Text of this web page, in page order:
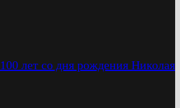
100 лет со дня рождения Николая